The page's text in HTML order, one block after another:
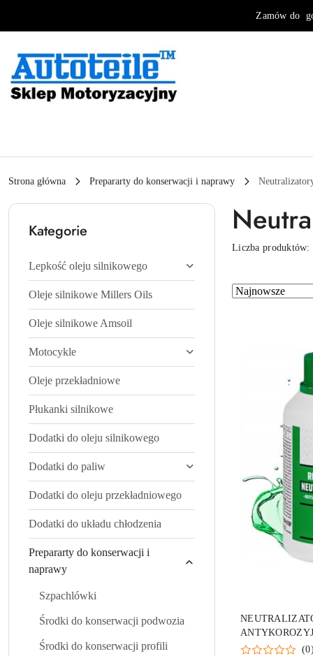
Zamów do
Strona główna Prepararty do konserwacji i naprawy
Kategorie
Lepkość oleju silnikowego
Oleje silnikowe Millers Oils
Oleje silnikowe Amsoil
Motocykle
Oleje przekładniowe
Płukanki silnikowe
Dodatki do oleju silnikowego
Dodatki do paliw
Dodatki do oleju przekładniowego
Dodatki do układu chłodzenia
Prepararty do konserwacji i
naprawy
Szpachlówki
Środki do konserwacji podwozia
Środki do konserwacji profili
Liczba produktów:
Zastosowano
Sortuj
(0)